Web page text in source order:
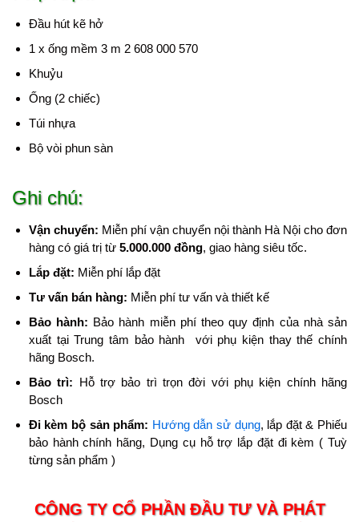
Đầu hút kẽ hở
1 x ống mềm 3 m 2 608 000 570
Khuỷu
Ống (2 chiếc)
Túi nhựa
Bộ vòi phun sàn
Ghi chú:
Vận chuyển: Miễn phí vận chuyển nội thành Hà Nội cho đơn
hàng có giá trị từ 5.000.000 đồng, giao hàng siêu tốc.
Lắp đặt: Miễn phí lắp đặt
Tư vấn bán hàng: Miễn phí tư vấn và thiết kế
Bảo hành: Bảo hành miễn phí theo quy định của nhà sản
xuất tại Trung tâm bảo hành với phụ kiện thay thế chính
hãng Bosch.
Bảo trì: Hỗ trợ bảo trì trọn đời với phụ kiện chính hãng
Bosch
Đi kèm bộ sản phẩm: Hướng dẫn sử dụng, lắp đặt & Phiếu
bảo hành chính hãng, Dụng cụ hỗ trợ lắp đặt đi kèm ( Tuỳ
từng sản phẩm )
CÔNG TY CỔ PHẦN ĐẦU TƯ VÀ PHÁT